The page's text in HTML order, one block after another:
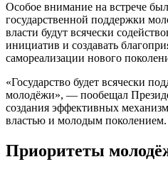
Особое внимание на встрече
государственной поддержки
власти будут всячески
инициатив и создавать
самореализации нового
«Государство будет всячески
молодёжи», — пообещал
создания эффективных
властью и молодым поколением.
Приоритеты